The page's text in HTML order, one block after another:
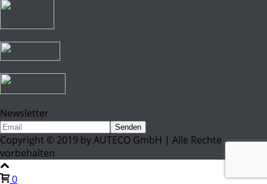
Newsletter
Copyright © 2019 by AUTECO GmbH | Alle Rechte
vorbehalten
0